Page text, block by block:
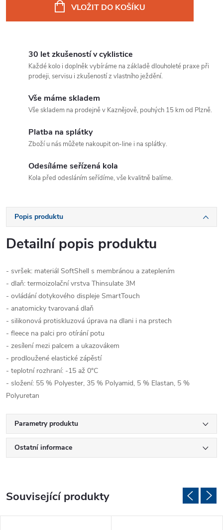
VLOŽIT DO KOŠÍKU
30 let zkušeností v cyklistice
Každé kolo i doplněk vybíráme na základě dlouholeté praxe při
prodeji, servisu i zkušeností z vlastního ježdění.
Vše máme skladem
Vše skladem na prodejně v Kaznějově, pouhých 15 km od Plzně.
Platba na splátky
Zboží u nás můžete nakoupit on-line i na splátky.
Odesíláme seřízená kola
Kola před odesláním seřídíme, vše kvalitně balíme.
Popis produktu
Detailní popis produktu
- svršek: materiál SoftShell s membránou a zateplením
- dlaň: termoizolační vrstva Thinsulate 3M
- ovládání dotykového displeje SmartTouch
- anatomicky tvarovaná dlaň
- silikonová protiskluzová úprava na dlani i na prstech
- fleece na palci pro otírání potu
- zesílení mezi palcem a ukazovákem
- prodloužené elastické zápěstí
- teplotní rozhraní: -15 až 0°C
- složení: 55 % Polyester, 35 % Polyamid, 5 % Elastan, 5 %
Polyuretan
Parametry produktu
Ostatní informace
Související produkty